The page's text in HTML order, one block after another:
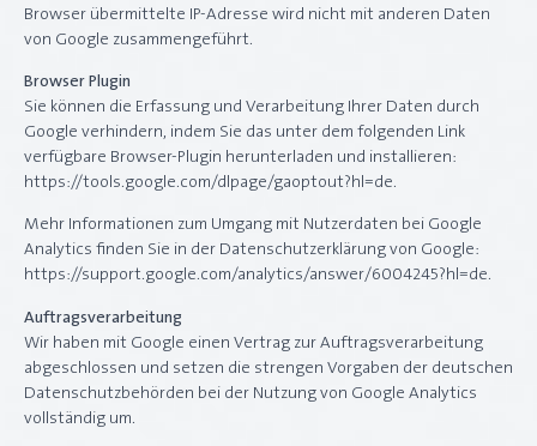
Browser übermittelte IP-Adresse wird nicht mit anderen Daten
von Google zusammengeführt.
Browser Plugin
Sie können die Erfassung und Verarbeitung Ihrer Daten durch
Google verhindern, indem Sie das unter dem folgenden Link
verfügbare Browser-Plugin herunterladen und installieren:
https://tools.google.com/dlpage/gaoptout?hl=de.
Mehr Informationen zum Umgang mit Nutzerdaten bei Google
Analytics finden Sie in der Datenschutzerklärung von Google:
https://support.google.com/analytics/answer/6004245?hl=de.
Auftragsverarbeitung
Wir haben mit Google einen Vertrag zur Auftragsverarbeitung
abgeschlossen und setzen die strengen Vorgaben der deutschen
Datenschutzbehörden bei der Nutzung von Google Analytics
vollständig um.